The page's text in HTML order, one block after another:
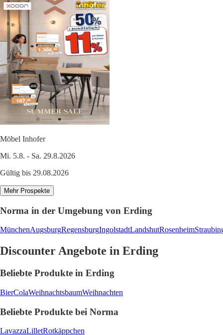
Möbel Inhofer
Mi. 5.8. - Sa. 29.8.2026
Gültig bis 29.08.2026
Mehr Prospekte
Norma in der Umgebung von Erding
MünchenAugsburgRegensburgIngolstadtLandshutRosenheim
Discounter Angebote in Erding
Beliebte Produkte in Erding
BierColaWeihnachtsbaumWeihnachten
Beliebte Produkte bei Norma
LavazzaLilletRotkäppchen